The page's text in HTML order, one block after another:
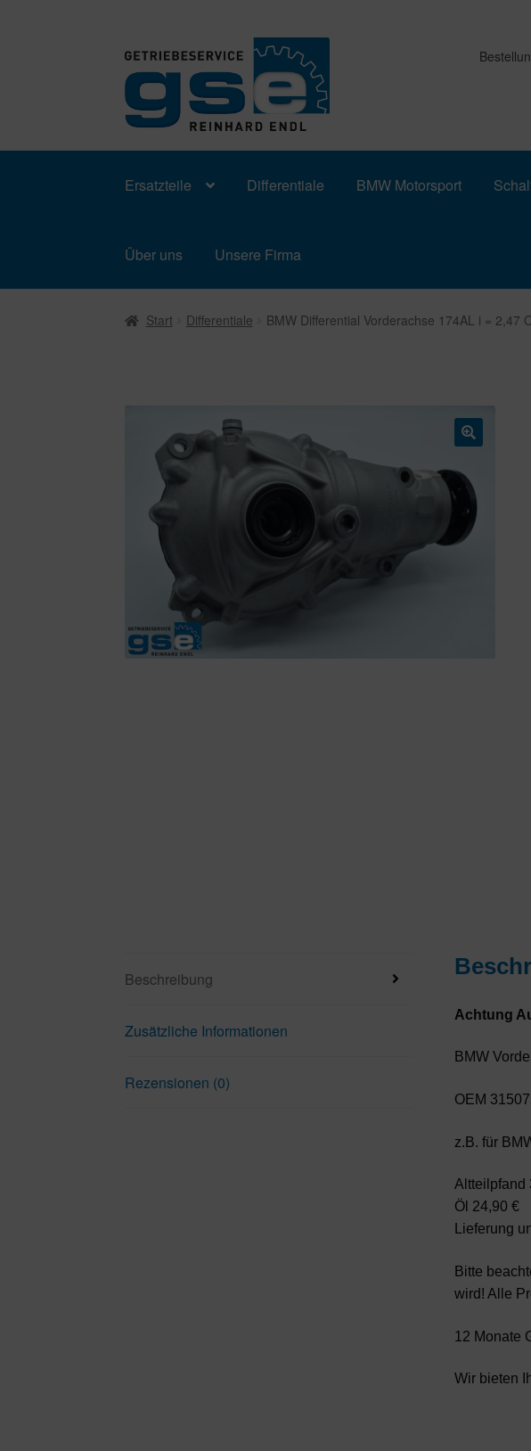
Zur
Navigation
springen
Zum
Inhalt
springen
Ersatzteile Differentiale BMW Motorsport
Über uns Unsere Firma
Start Differentiale BMW Differential Vorderachse 174AL i = 2,47
Beschreibung
Zusätzliche Informationen
Rezensionen (0)
Achtung
BMW
OEM
z.B. für
Altteilpfand
Öl 24,90 €
Lieferung
Bitte
wird! Alle
12 Monate
Wir bieten